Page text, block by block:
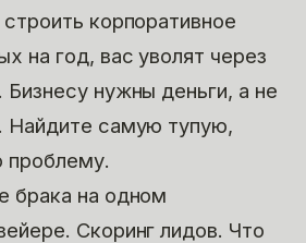
корпоративное
на год, вас уволят через
нужны деньги, а не
Найдите самую тупую,
проблему.
брака на одном
Скоринг лидов. Что